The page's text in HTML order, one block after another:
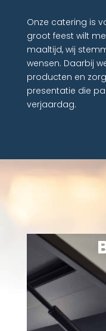
Onze catering is
groot feest wilt
maaltijd, wij
wensen. Daarbij
producten en
presentatie die
verjaardag.